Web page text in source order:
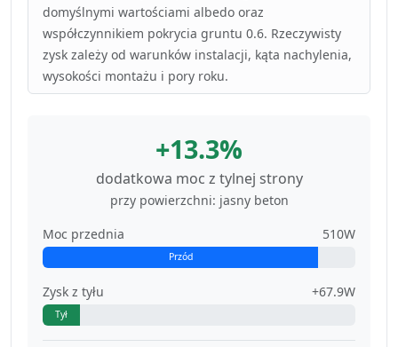
domyślnymi wartościami albedo oraz
współczynnikiem pokrycia gruntu 0.6. Rzeczywisty
zysk zależy od warunków instalacji, kąta nachylenia,
wysokości montażu i pory roku.
+13.3%
dodatkowa moc z tylnej strony
przy powierzchni: jasny beton
Moc przednia
510W
Przód
Zysk z tyłu +67.9W
Tył